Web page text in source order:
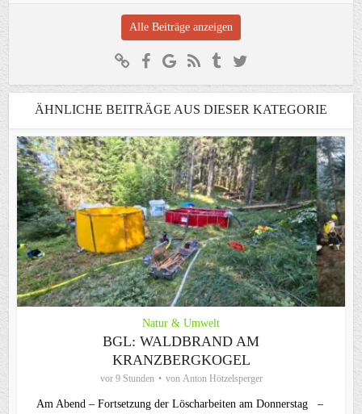
Alle Beiträge anzeigen
ÄHNLICHE BEITRÄGE AUS DIESER KATEGORIE
Natur & Umwelt
BGL: WALDBRAND AM
KRANZBERGKOGEL
vor 9 Stunden von Anton Hötzelsperger
Am Abend – Fortsetzung der Löscharbeiten am Donnerstag –